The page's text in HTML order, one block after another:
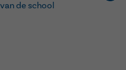
de school